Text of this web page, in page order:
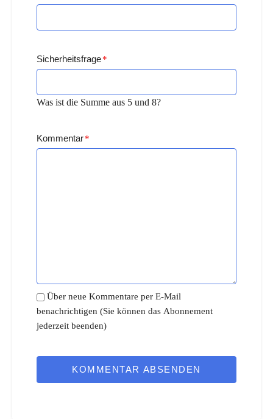
Sicherheitsfrage*
Was ist die Summe aus 5 und 8?
Kommentar*
Über neue Kommentare per E-Mail
benachrichtigen (Sie können das Abonnement
jederzeit beenden)
KOMMENTAR ABSENDEN